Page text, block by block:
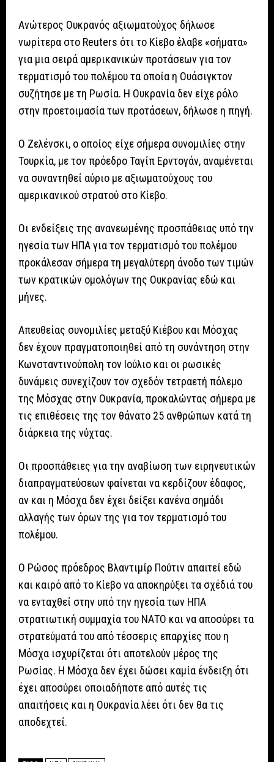
Ανώτερος Ουκρανός αξιωματούχος δήλωσε
νωρίτερα στο Reuters ότι το Κίεβο έλαβε «σήματα»
για μια σειρά αμερικανικών προτάσεων για τον
τερματισμό του πολέμου τα οποία η Ουάσιγκτον
συζήτησε με τη Ρωσία. Η Ουκρανία δεν είχε ρόλο
στην προετοιμασία των προτάσεων, δήλωσε η πηγή.
Ο Ζελένσκι, ο οποίος είχε σήμερα συνομιλίες στην
Τουρκία, με τον πρόεδρο Ταγίπ Ερντογάν, αναμένεται
να συναντηθεί αύριο με αξιωματούχους του
αμερικανικού στρατού στο Κίεβο.
Οι ενδείξεις της ανανεωμένης προσπάθειας υπό την
ηγεσία των ΗΠΑ για τον τερματισμό του πολέμου
προκάλεσαν σήμερα τη μεγαλύτερη άνοδο των τιμών
των κρατικών ομολόγων της Ουκρανίας εδώ και
μήνες.
Απευθείας συνομιλίες μεταξύ Κιέβου και Μόσχας
δεν έχουν πραγματοποιηθεί από τη συνάντηση στην
Κωνσταντινούπολη τον Ιούλιο και οι ρωσικές
δυνάμεις συνεχίζουν τον σχεδόν τετραετή πόλεμο
της Μόσχας στην Ουκρανία, προκαλώντας σήμερα με
τις επιθέσεις της τον θάνατο 25 ανθρώπων κατά τη
διάρκεια της νύχτας.
Οι προσπάθειες για την αναβίωση των ειρηνευτικών
διαπραγματεύσεων φαίνεται να κερδίζουν έδαφος,
αν και η Μόσχα δεν έχει δείξει κανένα σημάδι
αλλαγής των όρων της για τον τερματισμό του
πολέμου.
Ο Ρώσος πρόεδρος Βλαντιμίρ Πούτιν απαιτεί εδώ
και καιρό από το Κίεβο να αποκηρύξει τα σχέδιά του
να ενταχθεί στην υπό την ηγεσία των ΗΠΑ
στρατιωτική συμμαχία του ΝΑΤΟ και να αποσύρει τα
στρατεύματά του από τέσσερις επαρχίες που η
Μόσχα ισχυρίζεται ότι αποτελούν μέρος της
Ρωσίας. Η Μόσχα δεν έχει δώσει καμία ένδειξη ότι
έχει αποσύρει οποιαδήποτε από αυτές τις
απαιτήσεις και η Ουκρανία λέει ότι δεν θα τις
αποδεχτεί.